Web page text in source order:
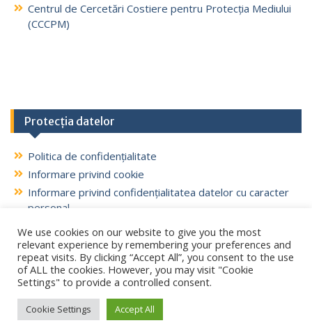
Centrul de Cercetări Costiere pentru Protecția Mediului
(CCCPM)
Protecția datelor
Politica de confidențialitate
Informare privind cookie
Informare privind confidențialitatea datelor cu caracter
personal
Copyright. All rights reserved.
Proudly powered by WordPress
We use cookies on our website to give you the most
relevant experience by remembering your preferences and
repeat visits. By clicking “Accept All”, you consent to the use
of ALL the cookies. However, you may visit "Cookie
Settings" to provide a controlled consent.
Cookie Settings Accept All